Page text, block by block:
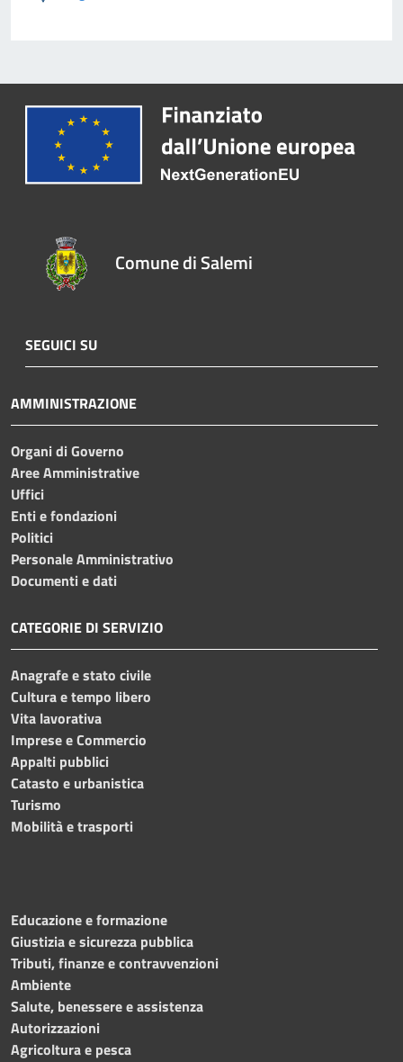
Comune di Salemi
SEGUICI SU
AMMINISTRAZIONE
Organi di Governo
Aree Amministrative
Uffici
Enti e fondazioni
Politici
Personale Amministrativo
Documenti e dati
CATEGORIE DI SERVIZIO
Anagrafe e stato civile
Cultura e tempo libero
Vita lavorativa
Imprese e Commercio
Appalti pubblici
Catasto e urbanistica
Turismo
Mobilità e trasporti
Educazione e formazione
Giustizia e sicurezza pubblica
Tributi, finanze e contravvenzioni
Ambiente
Salute, benessere e assistenza
Autorizzazioni
Agricoltura e pesca